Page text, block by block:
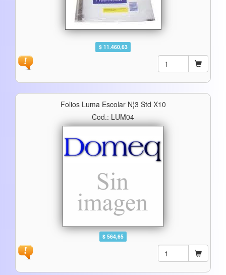
$ 11.460,63
Folios Luma Escolar N¦3 Std X10
Cod.: LUM04
$ 564,65